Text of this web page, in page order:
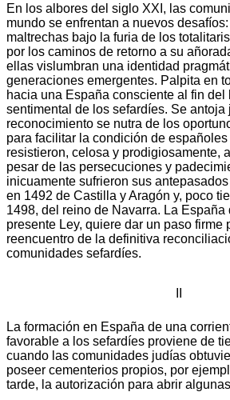
En los albores del siglo XXI, las
mundo se enfrentan a nuevos
maltrechas bajo la furia de los
por los caminos de retorno a su
ellas vislumbran una identidad
generaciones emergentes. Palpita en
hacia una España consciente al fin del
sentimental de los sefardíes. Se antoja
reconocimiento se nutra de los
para facilitar la condición de
resistieron, celosa y prodigiosamente,
pesar de las persecuciones y
inicuamente sufrieron sus
en 1492 de Castilla y Aragón y, poco
1498, del reino de Navarra. La España
presente Ley, quiere dar un paso firme
reencuentro de la definitiva
comunidades sefardíes.
La formación en España de una
favorable a los sefardíes proviene de
cuando las comunidades judías
poseer cementerios propios, por
tarde, la autorización para abrir